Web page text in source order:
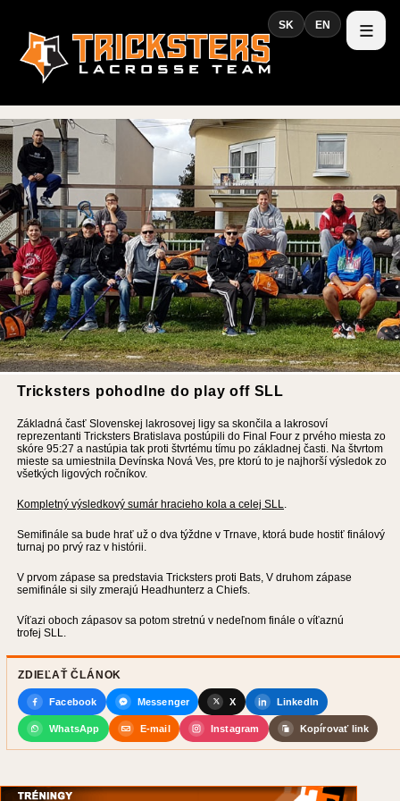
Tricksters pohodlne do play off SLL
Základná časť Slovenskej lakrosovej ligy sa skončila a lakrosoví
reprezentanti Tricksters Bratislava postúpili do Final Four z prvého miesta zo
skóre 95:27 a nastúpia tak proti štvrtému tímu po základnej časti. Na štvrtom
mieste sa umiestnila Devínska Nová Ves, pre ktorú to je najhorší výsledok zo
všetkých ligových ročníkov.
Kompletný výsledkový sumár hracieho kola a celej SLL.
Semifinále sa bude hrať už o dva týždne v Trnave, ktorá bude hostiť finálový
turnaj po prvý raz v histórii.
V prvom zápase sa predstavia Tricksters proti Bats, V druhom zápase
semifinále si sily zmerajú Headhunterz a Chiefs.
Víťazi oboch zápasov sa potom stretnú v nedeľnom finále o víťaznú
trofej SLL.
ZDIEĽAŤ ČLÁNOK
Facebook Messenger X LinkedIn
WhatsApp E-mail Instagram Kopírovať link
SK EN